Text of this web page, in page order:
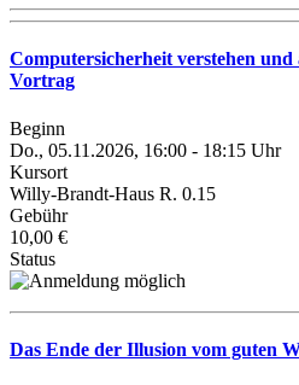
Computersicherheit verstehen und
Vortrag
Beginn
Do., 05.11.2026, 16:00 - 18:15 Uhr
Kursort
Willy-Brandt-Haus R. 0.15
Gebühr
10,00 €
Status
Das Ende der Illusion vom guten